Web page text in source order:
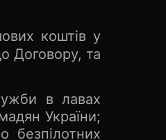
коштів у
Договору, та
в лавах
України;
безпілотних